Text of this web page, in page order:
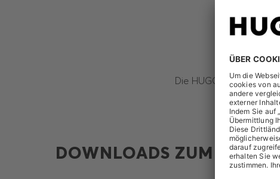
Die HUGO BOSS AG
DOWNLOADS ZUM THEMA